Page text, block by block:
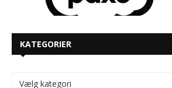
KATEGORIER